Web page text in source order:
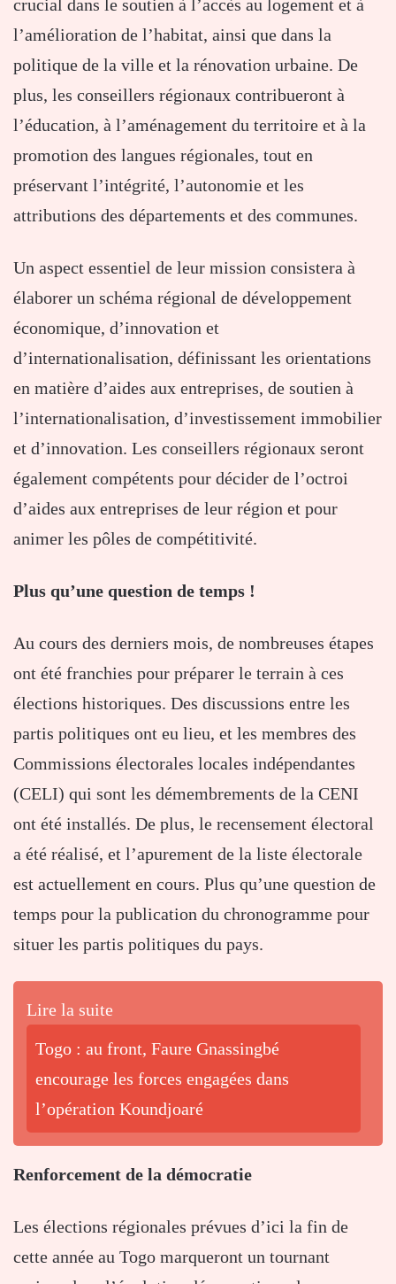
crucial dans le soutien à l’accès au logement et à
l’amélioration de l’habitat, ainsi que dans la
politique de la ville et la rénovation urbaine. De
plus, les conseillers régionaux contribueront à
l’éducation, à l’aménagement du territoire et à la
promotion des langues régionales, tout en
préservant l’intégrité, l’autonomie et les
attributions des départements et des communes.
Un aspect essentiel de leur mission consistera à
élaborer un schéma régional de développement
économique, d’innovation et
d’internationalisation, définissant les orientations
en matière d’aides aux entreprises, de soutien à
l’internationalisation, d’investissement immobilier
et d’innovation. Les conseillers régionaux seront
également compétents pour décider de l’octroi
d’aides aux entreprises de leur région et pour
animer les pôles de compétitivité.
Plus qu’une question de temps !
Au cours des derniers mois, de nombreuses étapes
ont été franchies pour préparer le terrain à ces
élections historiques. Des discussions entre les
partis politiques ont eu lieu, et les membres des
Commissions électorales locales indépendantes
(CELI) qui sont les démembrements de la CENI
ont été installés. De plus, le recensement électoral
a été réalisé, et l’apurement de la liste électorale
est actuellement en cours. Plus qu’une question de
temps pour la publication du chronogramme pour
situer les partis politiques du pays.
Lire la suite
Togo : au front, Faure Gnassingbé
encourage les forces engagées dans
l’opération Koundjoaré
Renforcement de la démocratie
Les élections régionales prévues d’ici la fin de
cette année au Togo marqueront un tournant